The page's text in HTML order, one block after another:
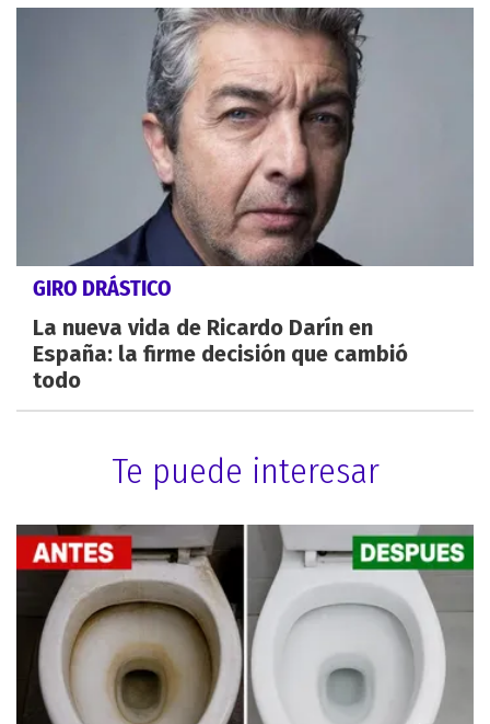
GIRO DRÁSTICO
La nueva vida de Ricardo Darín en
España: la firme decisión que cambió
todo
Te puede interesar